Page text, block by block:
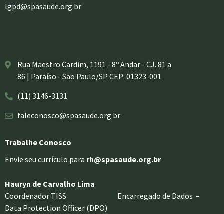
lgpd@spasaude.org.br
Rua Maestro Cardim, 1191 - 8º Andar - CJ. 81 a
86 | Paraíso - São Paulo/SP CEP: 01323-001
(11) 3146-3131
faleconosco@spasaude.org.br
Trabalhe Conosco
Envie seu currículo para rh@spasaude.org.br
Hauryn de Carvalho Lima
Coordenador TISS Encarregado de Dados –
Data Protection Officer (DPO)